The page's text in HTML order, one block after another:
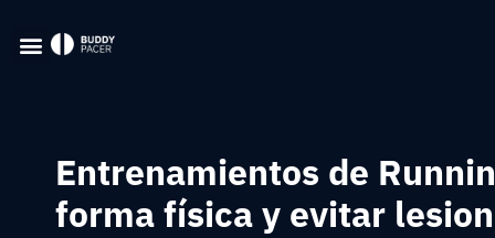
Entrenamientos de
forma física y evitar